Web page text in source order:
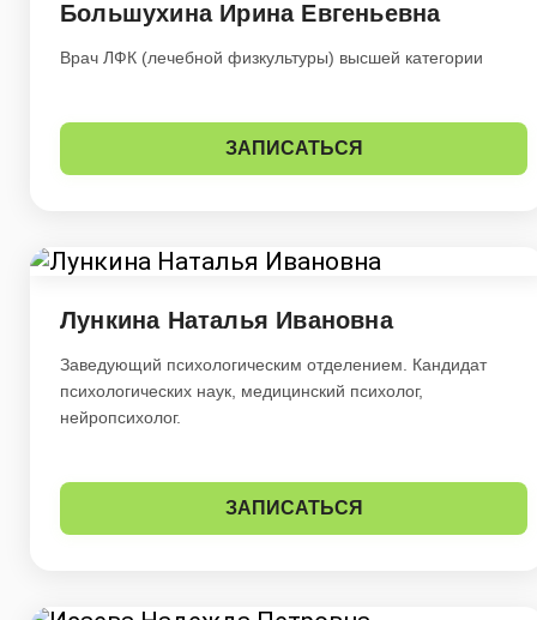
Большухина Ирина Евгеньевна
Врач ЛФК (лечебной физкультуры) высшей категории
ЗАПИСАТЬСЯ
Лункина Наталья Ивановна
Заведующий психологическим отделением. Кандидат
психологических наук, медицинский психолог,
нейропсихолог.
ЗАПИСАТЬСЯ